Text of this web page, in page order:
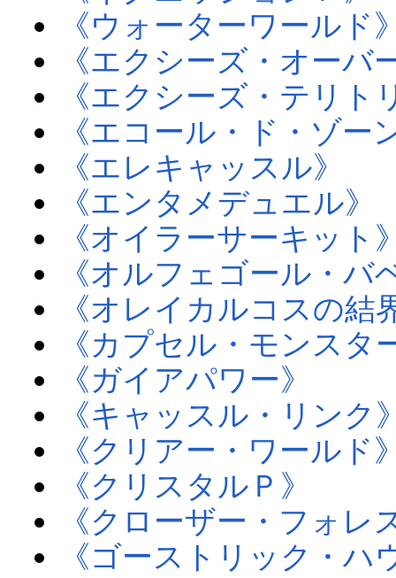
《ウォーターワールド
《エクシーズ・オーバ
《エクシーズ・テリト
《エコール・ド・ゾー
《エレキャッスル》
《エンタメデュエル》
《オイラーサーキット
《オルフェゴール・バ
《オレイカルコスの結
《カプセル・モンスタ
《ガイアパワー》
《キャッスル・リンク
《クリアー・ワールド
《クリスタルＰ》
《クローザー・フォレ
《ゴーストリック・ハ